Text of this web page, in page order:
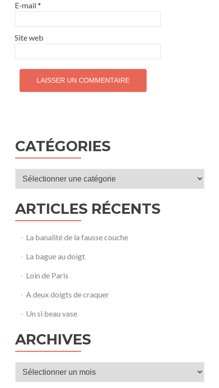
E-mail*
Site web
CATÉGORIES
Catégories
ARTICLES RÉCENTS
La banalité de la fausse couche
La bague au doigt
Loin de Paris
A deux doigts de craquer
Un si beau vase
ARCHIVES
Archives